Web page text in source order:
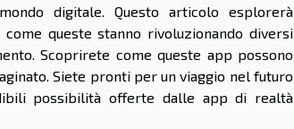
digitale. Questo articolo esplorerà
queste stanno rivoluzionando diversi
Scoprirete come queste app possono
Siete pronti per un viaggio nel futuro
possibilità offerte dalle app di realtà